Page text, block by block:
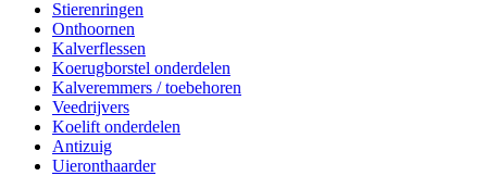
Stierenringen
Onthoornen
Kalverflessen
Koerugborstel onderdelen
Kalveremmers / toebehoren
Veedrijvers
Koelift onderdelen
Antizuig
Uieronthaarder